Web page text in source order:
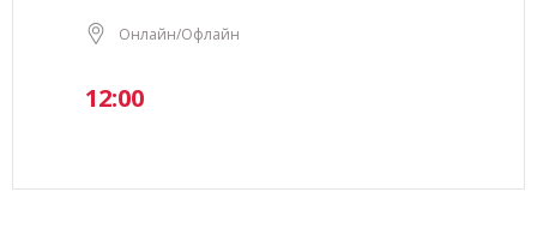
Онлайн/Офлайн
12:00